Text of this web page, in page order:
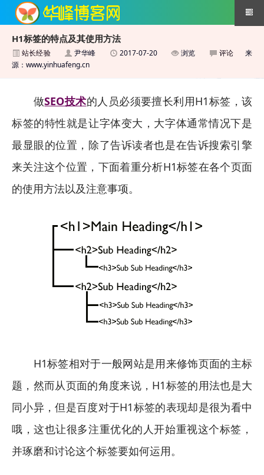
搜索引擎优化技术
H1标签的特点及其使用方法
站长经验 尹华峰 2017-07-20 浏览 评论
来
源：www.yinhuafeng.cn
做SEO技术的人员必须要擅长利用H1标签，该
标签的特性就是让字体变大，大字体通常情况下是
最显眼的位置，除了告诉读者也是在告诉搜索引擎
来关注这个位置，下面着重分析H1标签在各个页面
的使用方法以及注意事项。
H1标签相对于一般网站是用来修饰页面的主标
题，然而从页面的角度来说，H1标签的用法也是大
同小异，但是百度对于H1标签的表现却是很为看中
哦，这也让很多注重优化的人开始重视这个标签，
并琢磨和讨论这个标签要如何运用。